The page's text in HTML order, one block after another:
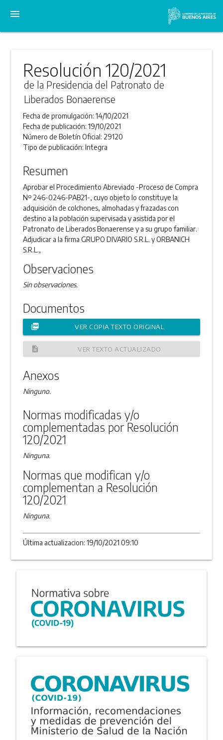
menu
Resolución 120/2021
de la Presidencia del Patronato de
Liberados Bonaerense
Fecha de promulgación:14/10/2021
Fecha de publicación:19/10/2021
Número de Boletín Oficial: 29120
Tipo de publicación:Integra
Resumen
Aprobar el Procedimiento Abreviado -Proceso de Compra
Nº 246-0246-PAB21-, cuyo objeto lo constituye la
adquisición de colchones, almohadas y frazadas con
destino a la población supervisada y asistida por el
Patronato de Liberados Bonaerense y a su grupo familiar.
Adjudicar a la firma GRUPO DIVARIO S.R.L. y ORBANICH
S.R.L.,
Observaciones
Sin observaciones.
Documentos
picture_as_pdf VER COPIA TEXTO ORIGINAL
description VER TEXTO ACTUALIZADO
Anexos
Ninguno.
Normas modificadas y/o
complementadas por Resolución
120/2021
Ninguna.
Normas que modifican y/o
complementan a Resolución
120/2021
Ninguna.
Última actualizacion: 19/10/2021 09:10